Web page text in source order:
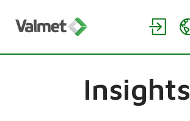
Insights